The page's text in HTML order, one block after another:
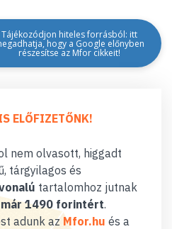
Tájékozódjon hiteles forrásból: itt
hogy a Google előnyben
részesítse az Mfor cikkeit!
ELŐFIZETŐNK!
nem olvasott, higgadt
tárgyilagos és
tartalomhoz jutnak
1490 forintért.
adunk az Mfor.hu és a